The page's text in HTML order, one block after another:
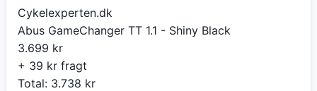
Cykelexperten.dk
Abus GameChanger TT 1.1 - Shiny Black
3.699 kr
+ 39 kr fragt
Total: 3.738 kr